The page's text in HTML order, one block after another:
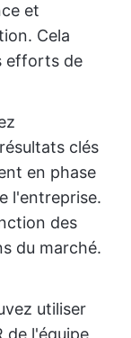
et
Cela
efforts de
clés
en phase
l'entreprise.
des
du marché.
utiliser
de l'équipe